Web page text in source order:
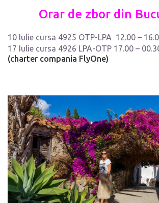
Orar de zbor din
10 Iulie cursa 4925 OTP-LPA 12.00 –
17 Iulie cursa 4926 LPA-OTP 17.00 –
(charter compania FlyOne)